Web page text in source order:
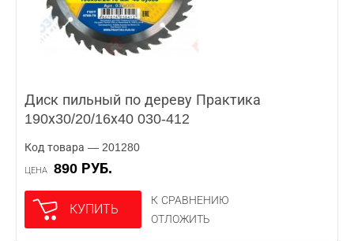
Диск пильный по дереву Практика
190х30/20/16х40 030-412
Код товара — 201280
ЦЕНА 890 РУБ.
КУПИТЬ
К СРАВНЕНИЮ
ОТЛОЖИТЬ